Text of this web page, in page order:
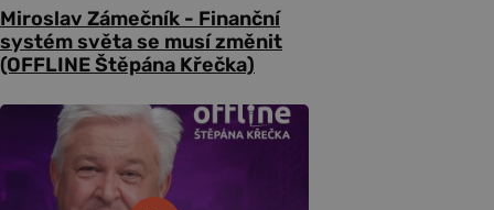
Miroslav Zámečník - Finanční
systém světa se musí změnit
(OFFLINE Štěpána Křečka)